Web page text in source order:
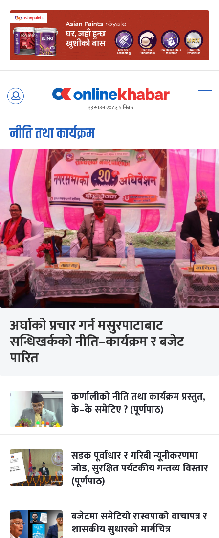
Skip
२३ साउन २०८३, शनिबार
नीति तथा कार्यक्रम
अर्घाको प्रचार गर्न मसुरपाटाबाट
सन्धिखर्कको नीति–कार्यक्रम र बजेट
पारित
कर्णालीको नीति तथा कार्यक्रम प्रस्तुत,
के–के समेटिए ? (पूर्णपाठ)
सडक पूर्वाधार र गरिबी न्यूनीकरणमा
जोड, सुरक्षित पर्यटकीय गन्तव्य विस्तार
(पूर्णपाठ)
बजेटमा समेटियो रास्वपाको वाचापत्र र
शासकीय सुधारको मार्गचित्र